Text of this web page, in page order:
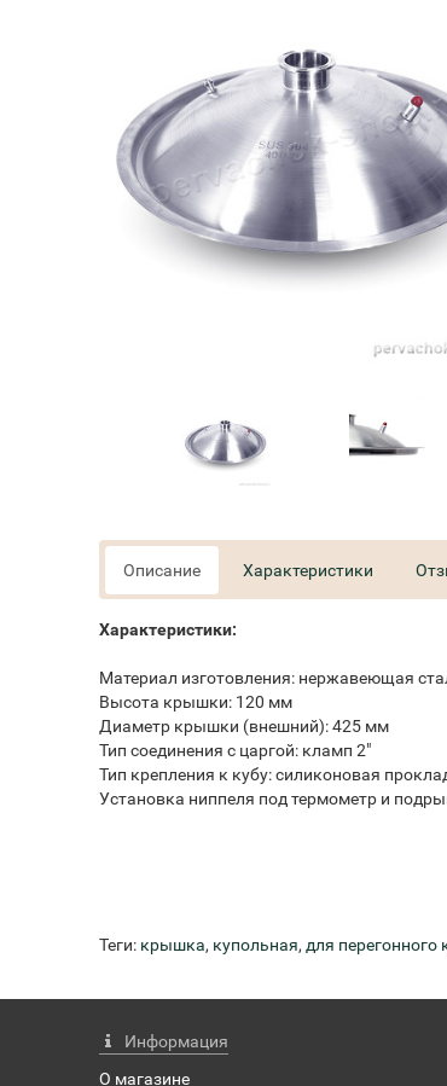
Описание Характеристики
Характеристики:
Материал изготовления: нержавеющая
Высота крышки: 120 мм
Диаметр крышки (внешний): 425 мм
Тип соединения с царгой: кламп 2"
Тип крепления к кубу: силиконовая
Установка ниппеля под термометр и
Теги: крышка, купольная, для перегонного
Информация
О магазине